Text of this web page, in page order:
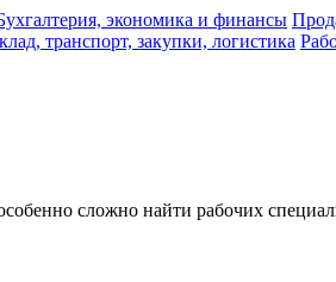
экономика и финансы
транспорт, закупки, логистика
сложно найти рабочих